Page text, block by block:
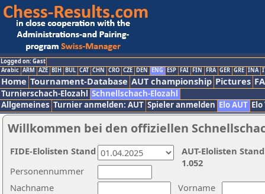
Logged on: Gast
Arabic ARM AZE BIH BUL CAT CHN CRO CZE DEN ENG ESP FAI FIN FRA GER GRE INA
Home Tournament-Database AUT championship Pictures
Turnierschach-Elozahl Schnellschach-Elozahl
Allgemeines Turnier anmelden: AUT Spieler anmelden Elo AUT
Willkommen bei den offiziellen
Nachname
Vorname
Personennummer
AUT-Elolisten
1.052
FIDE-Elolisten Stand